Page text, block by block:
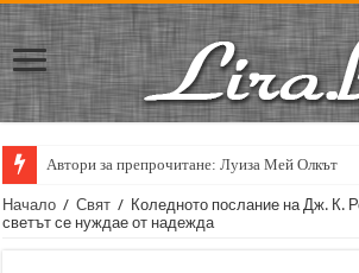
Автори за препрочитане: Луиза Мей Олкът
Начало / Свят / Коледното послание на Дж. К.
светът се нуждае от надежда